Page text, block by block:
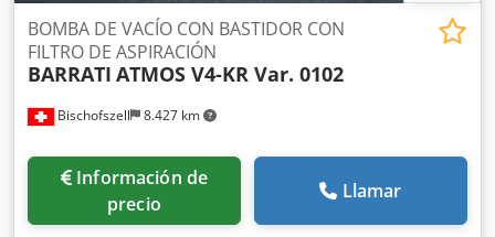
Bischofszell 8.427 km
BOMBA DE VACÍO CON BASTIDOR CON
FILTRO DE ASPIRACIÓN
BARRATI ATMOS V4-KR Var. 0102
Información de
precio
Llamar